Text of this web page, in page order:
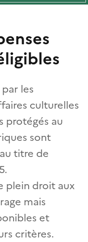
les
culturelles
protégés au
sont
titre de
plein droit aux
mais
et
critères.